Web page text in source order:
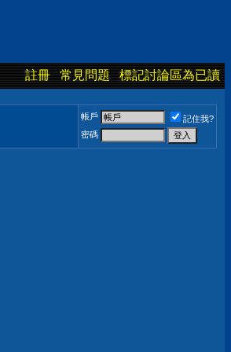
註冊 常見問題 標記討論區為已讀
帳戶
記住我?
密碼